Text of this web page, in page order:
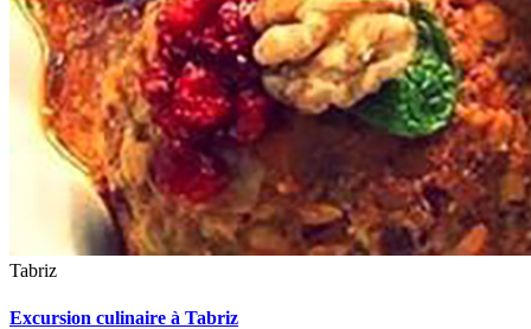
Tabriz
Excursion culinaire à Tabriz